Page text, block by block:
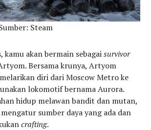
Steam
kamu akan bermain sebagaisurvivor
Bersama krunya, Artyom
diri dari Moscow Metro ke
lokomotif bernama Aurora.
hidup melawan bandit dan mutan,
sumber daya yang ada dan
crafting.